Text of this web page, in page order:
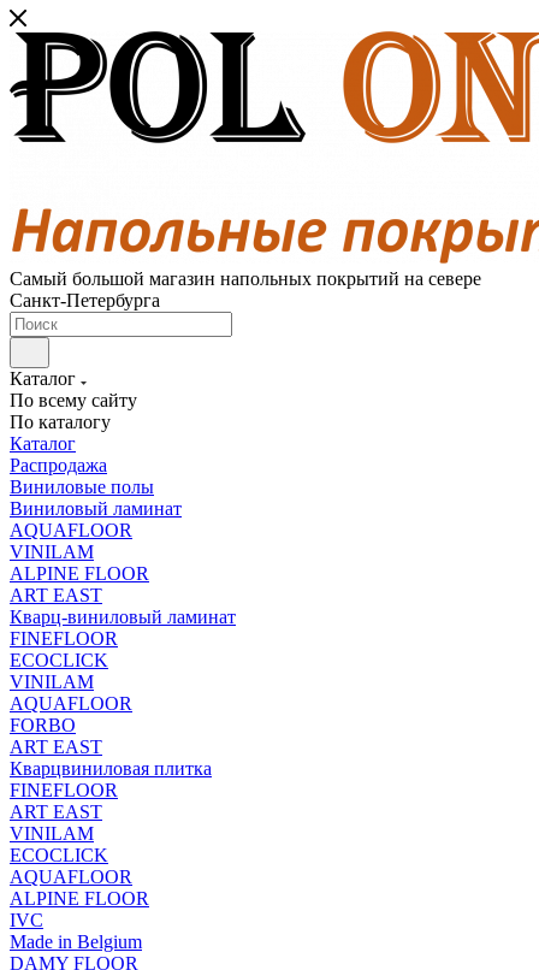
Самый большой магазин напольных покрытий на севере
Санкт-Петербурга
Каталог
По всему сайту
По каталогу
Каталог
Распродажа
Виниловые полы
Виниловый ламинат
AQUAFLOOR
VINILAM
ALPINE FLOOR
ART EAST
Кварц-виниловый ламинат
FINEFLOOR
ECOCLICK
VINILAM
AQUAFLOOR
FORBO
ART EAST
Кварцвиниловая плитка
FINEFLOOR
ART EAST
VINILAM
ECOCLICK
AQUAFLOOR
ALPINE FLOOR
IVC
Made in Belgium
DAMY FLOOR